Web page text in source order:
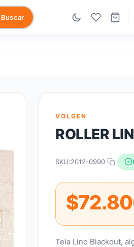
Buscar
VOLGEN
ROLLER
SKU:2012-0990
Tela Lino Blackout,